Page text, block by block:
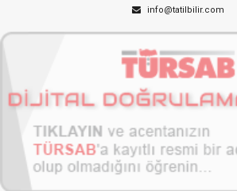
info@tatilbilir.com